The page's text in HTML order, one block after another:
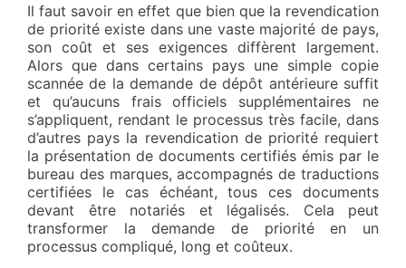
Il faut savoir en effet que bien que la revendication
de priorité existe dans une vaste majorité de pays,
son coût et ses exigences diffèrent largement.
Alors que dans certains pays une simple copie
scannée de la demande de dépôt antérieure suffit
et qu’aucuns frais officiels supplémentaires ne
s’appliquent, rendant le processus très facile, dans
d’autres pays la revendication de priorité requiert
la présentation de documents certifiés émis par le
bureau des marques, accompagnés de traductions
certifiées le cas échéant, tous ces documents
devant être notariés et légalisés. Cela peut
transformer la demande de priorité en un
processus compliqué, long et coûteux.